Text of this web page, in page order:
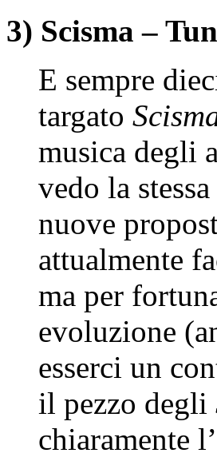
3) Scisma –
E sempre
targato
musica degli
vedo la
nuove
attualmente
ma per
evoluzione
esserci un
il pezzo degli
chiaramente